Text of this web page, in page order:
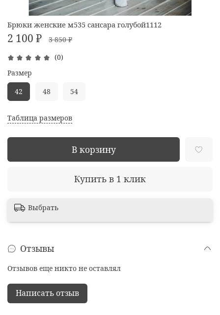
(0)
Брюки женские м535 сансара голубой1112
2 100 ₽ 3 850 ₽
Таблица размеров
В корзину
Купить в 1 клик
Размер
42
48 54
Выбрать
Отзывы
Отзывов еще никто не оставлял
Написать отзыв